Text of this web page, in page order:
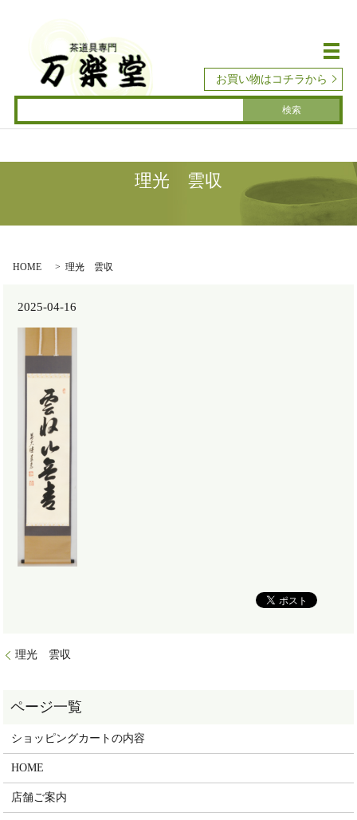
メ
お買い物はコチラから
理光 雲収
HOME 理光 雲収
2025-04-16
理光 雲収
ショッピングカートの内容
HOME
店舗ご案内